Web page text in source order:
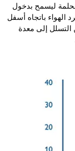
ليسمح بدخول
الهواء باتجاه أسفل
التسلل إلى معدة